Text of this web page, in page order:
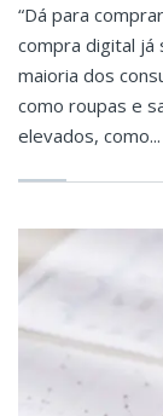
“Dá para
compra digital já
maioria dos
como roupas e
elevados, como...